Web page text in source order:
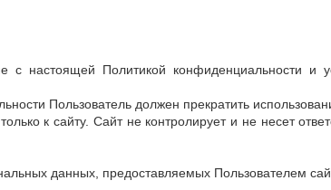
с настоящей Политикой конфиденциальности и
Пользователь должен прекратить
к сайту. Сайт не контролирует и не несет
данных, предоставляемых Пользователем